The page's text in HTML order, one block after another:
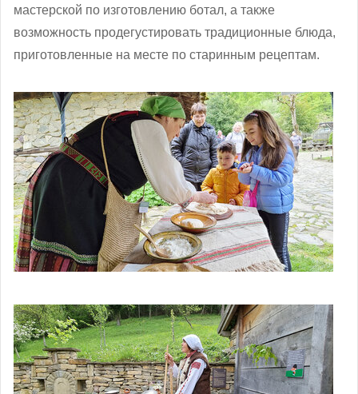
мастерской по изготовлению ботал, а также
возможность продегустировать традиционные блюда,
приготовленные на месте по старинным рецептам.